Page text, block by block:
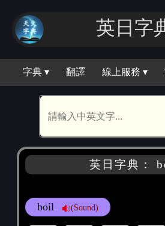
英日字
字典 ▾ 翻譯 線上服務 ▾
英日字典：
boil (Sound)